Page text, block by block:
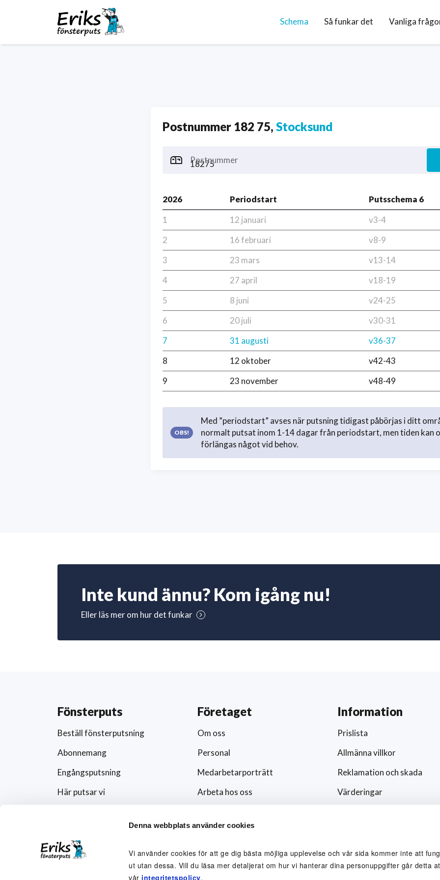
Denna webbplats använder cookies
Vi använder cookies för att ge dig bästa möjliga upplevelse och vår sida kommer inte att
ut utan dessa. Vill du läsa mer detaljerat om hur vi hanterar dina personuppgifter går detta
vår integritetspolicy.
Schema Så funkar det Vanliga
Postnummer 182 75, Stocksund
Postnummer
2026 Periodstart
Putsschema 6
1
12 januari
v3-4
2
16 februari
v8-9
3
23 mars
v13-14
4
27 april
v18-19
5
8 juni
v24-25
6
20 juli
v30-31
7
31 augusti
v36-37
8
12 oktober
v42-43
9
23 november v48-49
Med ”periodstart” avses när putsning tidigast påbörjas i ditt
normalt putsat inom 1-14 dagar från periodstart, men tiden kan
förlängas något vid behov.
Inte kund ännu? Kom igång nu!
Eller läs mer om hur det funkar
Fönsterputs
Beställ fönsterputsning
Abonnemang
Engångsputsning
Här putsar vi
Förändra abonnemanget
Rutavdrag och fönsterputs
Företaget
Om oss
Personal
Medarbetarporträtt
Arbeta hos oss
Press/media
Föreningsfokus
Visselblåsare
Information
Prislista
Allmänna villkor
Reklamation och skada
Värderingar
Cookies